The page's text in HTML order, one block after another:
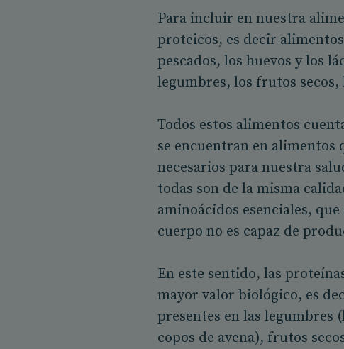
Para incluir en nuestra
proteicos, es decir
pescados, los huevos y los
legumbres, los frutos secos,
Todos estos alimentos
se encuentran en
necesarios para nuestra
todas son de la misma
aminoácidos esenciales,
cuerpo no es capaz de
En este sentido, las
mayor valor biológico, es
presentes en las legumbres
copos de avena), frutos